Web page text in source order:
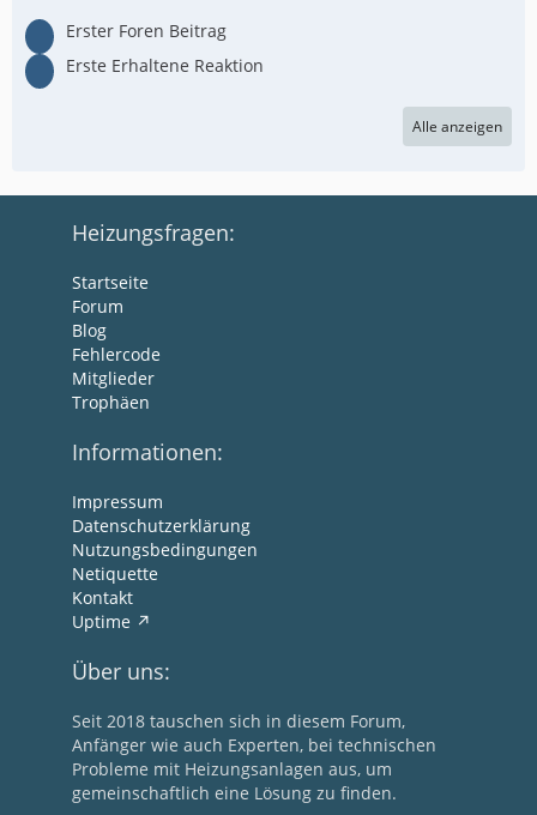
Erster Foren Beitrag
Erste Erhaltene Reaktion
Alle anzeigen
Heizungsfragen:
Startseite
Forum
Blog
Fehlercode
Mitglieder
Trophäen
Informationen:
Impressum
Datenschutzerklärung
Nutzungsbedingungen
Netiquette
Kontakt
Uptime
Über uns:
Seit 2018 tauschen sich in diesem Forum,
Anfänger wie auch Experten, bei technischen
Probleme mit Heizungsanlagen aus, um
gemeinschaftlich eine Lösung zu finden.